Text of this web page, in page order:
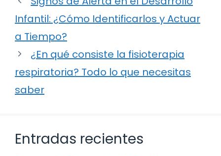
Infantil: ¿Cómo Identificarlos y Actuar
a Tiempo?
¿En qué consiste la fisioterapia
respiratoria? Todo lo que necesitas
saber
Entradas recientes